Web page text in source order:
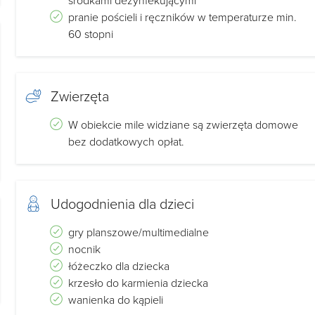
trampolina
dyspozycji.
połączony z kuchnią w pełni wyposażoną(
i intymność gości. Ceny w zależności od ilości
pranie pościeli i ręczników w temperaturze min.
60 stopni
Zwierzęta
W obiekcie mile widziane są zwierzęta domowe
bez dodatkowych opłat.
Udogodnienia dla dzieci
gry planszowe/multimedialne
nocnik
łóżeczko dla dziecka
krzesło do karmienia dziecka
wanienka do kąpieli